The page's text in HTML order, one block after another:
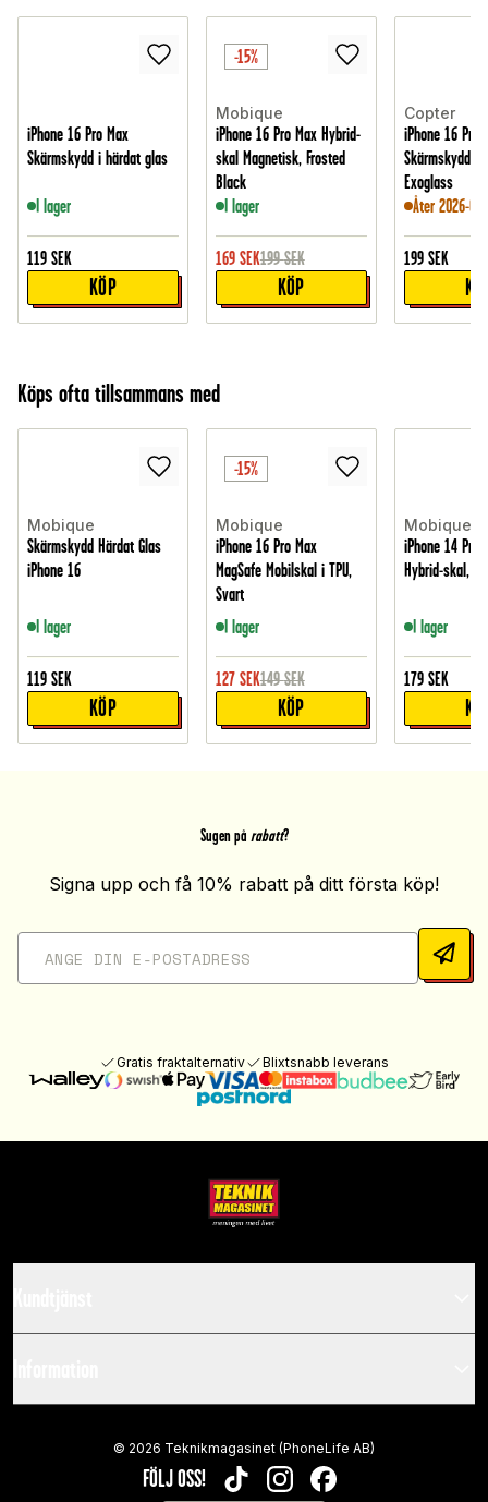
iPhone 16 Pro Max
Skärmskydd i härdat glas
I lager
119 SEK
KÖP
-15%
Mobique
iPhone 16 Pro Max Hybrid-
skal Magnetisk, Frosted
Black
I lager
169 SEK199 SEK
KÖP
Copter
iPhone 16 Pro
Skärmskydd i
Exoglass
Åter 2026-
199 SEK
Köps ofta tillsammans med
Mobique
Skärmskydd Härdat Glas
iPhone 16
I lager
119 SEK
KÖP
-15%
Mobique
iPhone 16 Pro Max
MagSafe Mobilskal i TPU,
Svart
I lager
127 SEK149 SEK
KÖP
Mobique
iPhone 14 Pro
Hybrid-skal,
I lager
179 SEK
Sugen på rabatt?
Signa upp och få 10% rabatt på ditt första köp!
Gratis fraktalternativ Blixtsnabb leverans
FÖLJ OSS! TIKTOKINSTAGRAMFACEBOOK
© 2026 Teknikmagasinet (PhoneLife AB)